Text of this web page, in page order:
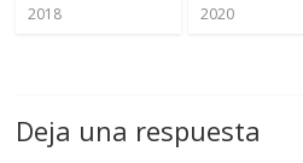
2018
2020
Deja una respuesta